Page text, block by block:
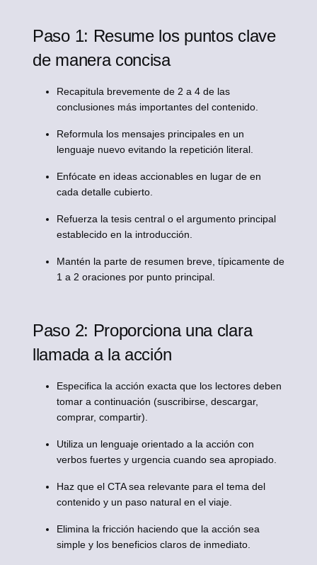
Paso 1: Resume los puntos clave
de manera concisa
Recapitula brevemente de 2 a 4 de las
conclusiones más importantes del contenido.
Reformula los mensajes principales en un
lenguaje nuevo evitando la repetición literal.
Enfócate en ideas accionables en lugar de en
cada detalle cubierto.
Refuerza la tesis central o el argumento principal
establecido en la introducción.
Mantén la parte de resumen breve, típicamente de
1 a 2 oraciones por punto principal.
Paso 2: Proporciona una clara
llamada a la acción
Especifica la acción exacta que los lectores deben
tomar a continuación (suscribirse, descargar,
comprar, compartir).
Utiliza un lenguaje orientado a la acción con
verbos fuertes y urgencia cuando sea apropiado.
Haz que el CTA sea relevante para el tema del
contenido y un paso natural en el viaje.
Elimina la fricción haciendo que la acción sea
simple y los beneficios claros de inmediato.